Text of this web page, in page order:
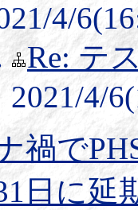
4/
Re: テ
2021/4/
禍で
日に延